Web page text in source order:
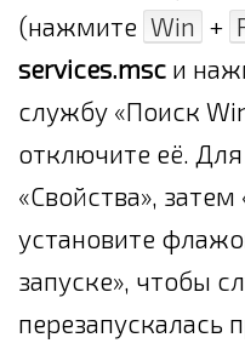
(нажмите Win +
services.msc и
службу «Поиск
отключите её.
«Свойства»,
установите
запуске», чтобы
перезапускалась